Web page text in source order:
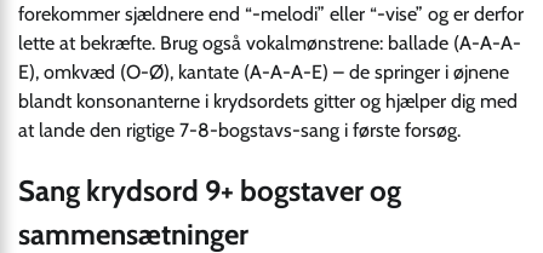
forekommer sjældnere end “-melodi” eller “-vise” og er derfor
lette at bekræfte. Brug også vokal­mønstrene: ballade (A-A-A-
E), omkvæd (O-Ø), kantate (A-A-A-E) – de springer i øjnene
blandt konsonanterne i krydsordets gitter og hjælper dig med
at lande den rigtige 7-8-bogstavs-sang i første forsøg.
Sang krydsord 9+ bogstaver og
sammensætninger